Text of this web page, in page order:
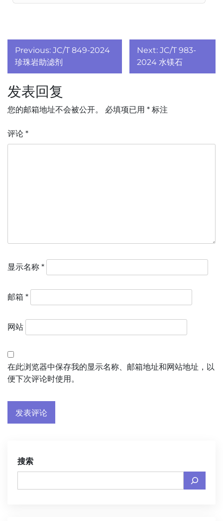
文
章
导
航
Previous: JC/T 849-2024
珍珠岩助滤剂
Next: JC/T 983-
2024 水镁石
发表回复
您的邮箱地址不会被公开。 必填项已用 * 标注
评论 *
显示名称 *
邮箱 *
网站
在此浏览器中保存我的显示名称、邮箱地址和网站地址，以
便下次评论时使用。
搜索